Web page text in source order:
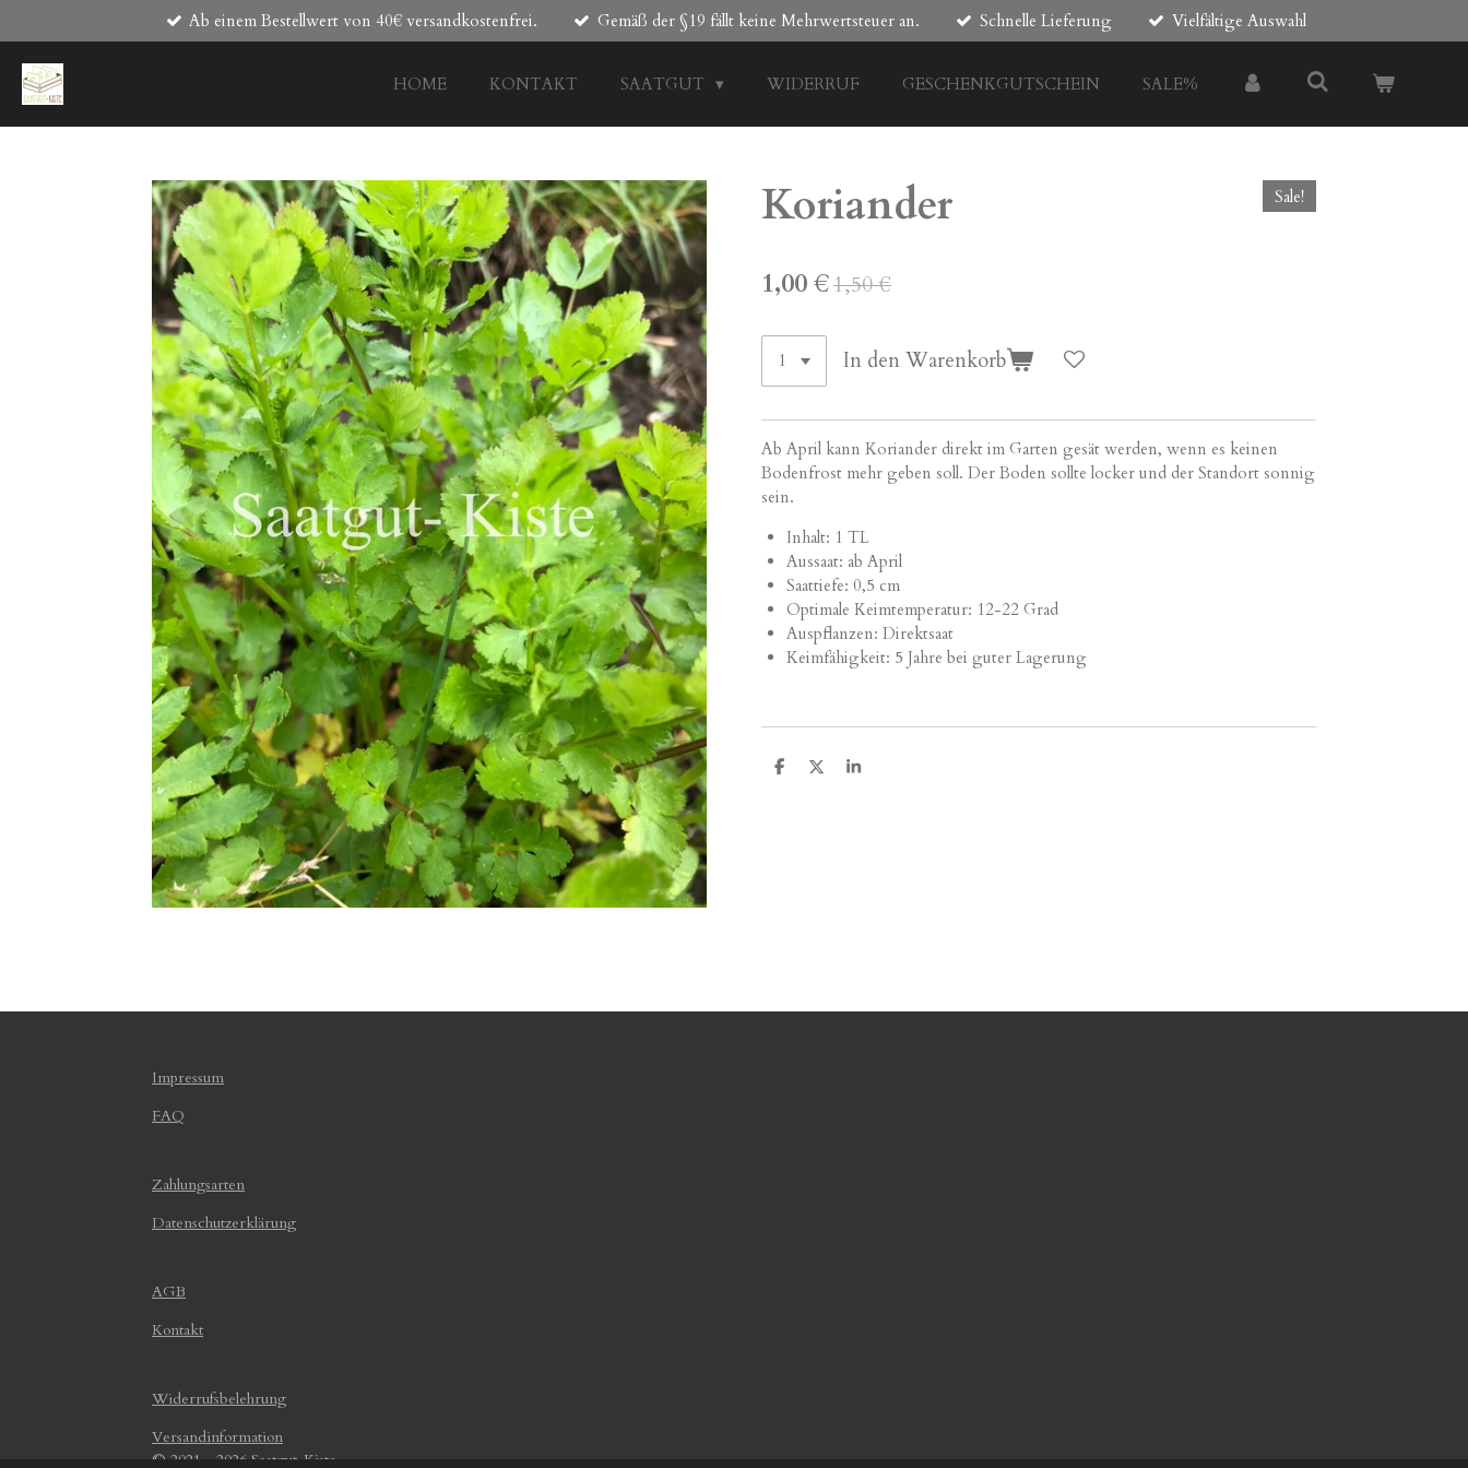
Hauptinhalt
springen
Ab einem Bestellwert von 40€ versandkostenfrei. Gemäß der §19 fällt keine Mehrwertsteuer an. Schnelle Lieferung Vielfältige Auswahl
HOME KONTAKT SAATGUT WIDERRUF GESCHENKGUTSCHEIN SALE%
Koriander Sale!
1,00 €1,50 €
In den Warenkorb
Ab April kann Koriander direkt im Garten gesät werden, wenn es keinen
Bodenfrost mehr geben soll. Der Boden sollte locker und der Standort sonnig
sein.
Inhalt: 1 TL
Aussaat: ab April
Saattiefe: 0,5 cm
Optimale Keimtemperatur: 12-22 Grad
Auspflanzen: Direktsaat
Keimfähigkeit: 5 Jahre bei guter Lagerung
T
T
T
Impressum
FAQ
Zahlungsarten
Datenschutzerklärung
AGB
Kontakt
Widerrufsbelehrung
Versandinformation
© 2021 - 2026 Saatgut-Kiste